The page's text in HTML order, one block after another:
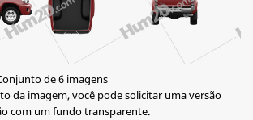
de 6 imagens
da imagem, você pode solicitar uma versão
com um fundo transparente.